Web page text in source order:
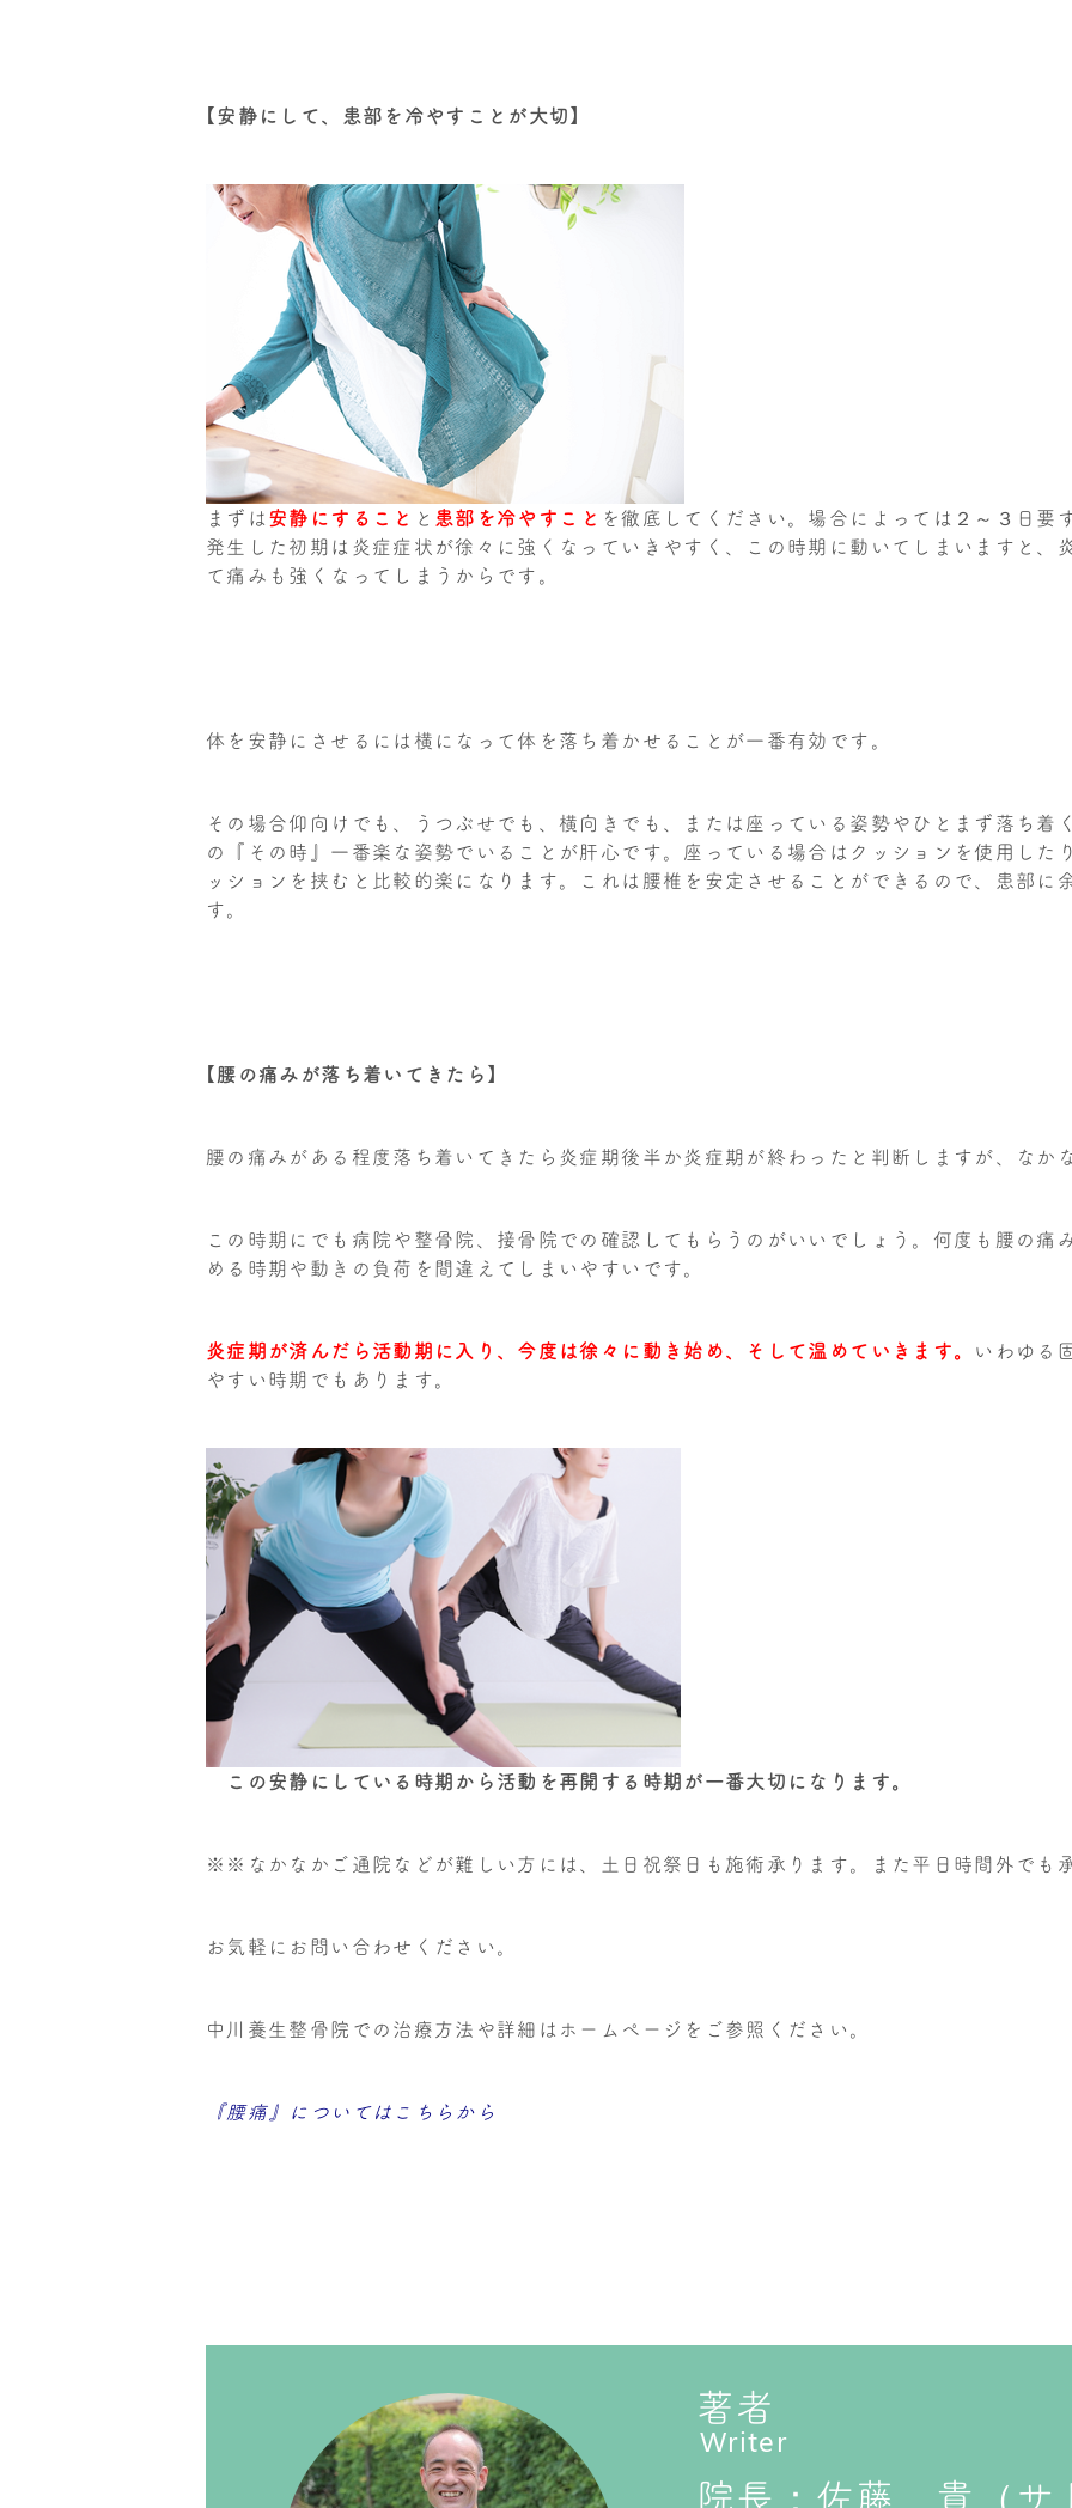
【安静にして、患部を冷やすことが大切】
まずは安静にすること と 患部を冷やすこと を徹底してください。場合によっては２～３日要
発生した初期は炎症症状が徐々に強くなっていきやすく、この時期に動いてしまいますと、
て痛みも強くなってしまうからです。
体を安静にさせるには横になって体を落ち着かせることが一番有効です。
その場合仰向けでも、うつぶせでも、横向きでも、または座っている姿勢やひとまず落ち着
の『その時』一番楽な姿勢でいることが肝心です。座っている場合はクッションを使用した
ッションを挟むと比較的楽になります。これは腰椎を安定させることができるので、患部に
す。
【腰の痛みが落ち着いてきたら】
腰の痛みがある程度落ち着いてきたら炎症期後半か炎症期が終わったと判断しますが、なか
この時期にでも病院や整骨院、接骨院での確認してもらうのがいいでしょう。何度も腰の痛
める時期や動きの負荷を間違えてしまいやすいです。
炎症期が済んだら活動期に入り、今度は徐々に動き始め、そして温めていきます。 いわゆる
やすい時期でもあります。
この安静にしている時期から活動を再開する時期が一番大切になります。
※※なかなかご通院などが難しい方には、土日祝祭日も施術承ります。また平日時間外でも承
お気軽にお問い合わせください。
中川養生整骨院での治療方法や詳細はホームページをご参照ください。
『腰痛』についてはこちらから
著者
Writer
院長：佐藤 貴（サ